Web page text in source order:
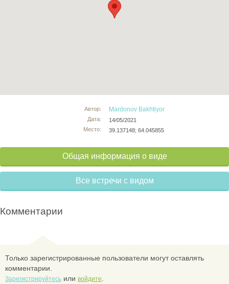
Автор:
Дата:
Место:
Mardonov Bakhtiyor
14/05/2021
39.137148; 64.045855
Общая информация о виде
Все встречи с видом
Комментарии
Только зарегистрированные пользователи могут оставлять
комментарии.
Зарегистрируйтесь или войдите